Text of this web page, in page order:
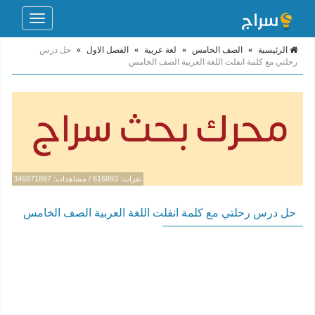
Toggle
الرئيسية » الصف الخامس » لغة عربية » الفصل الاول » حل درس
رحلتي مع كلمة انفلت اللغة العربية الصف الخامس
نقرات: 616893 / مشاهدات: 346871887
حل درس رحلتي مع كلمة انفلت اللغة العربية الصف الخامس